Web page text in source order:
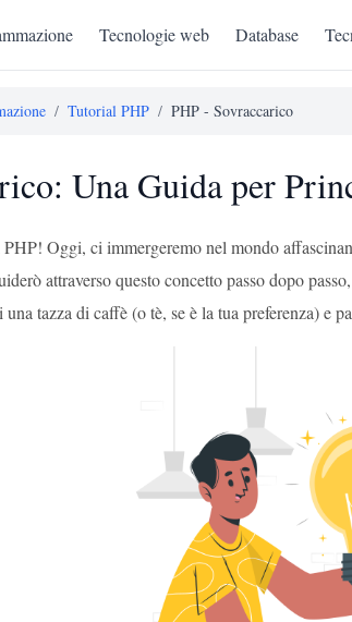
Tecnologie web Database
/ Tutorial PHP / PHP - Sovraccarico
Una Guida per
Oggi, ci immergeremo nel mondo
attraverso questo concetto passo dopo
tazza di caffè (o tè, se è la tua preferenza) e